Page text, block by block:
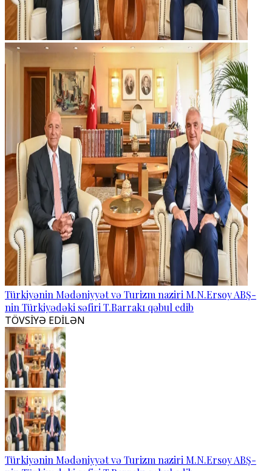
Türkiyənin Mədəniyyət və Turizm naziri M.N.Ersoy ABŞ-
nin Türkiyədəki səfiri T.Barrakı qəbul edib
TÖVSİYƏ EDİLƏN
Türkiyənin Mədəniyyət və Turizm naziri M.N.Ersoy ABŞ-